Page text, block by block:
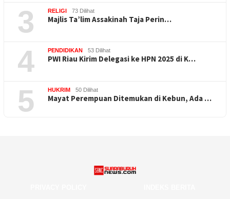
3 RELIGI 73 Dilihat
Majlis Ta’lim Assakinah Taja Perin…
4 PENDIDIKAN 53 Dilihat
PWI Riau Kirim Delegasi ke HPN 2025 di K…
5 HUKRIM 50 Dilihat
Mayat Perempuan Ditemukan di Kebun, Ada …